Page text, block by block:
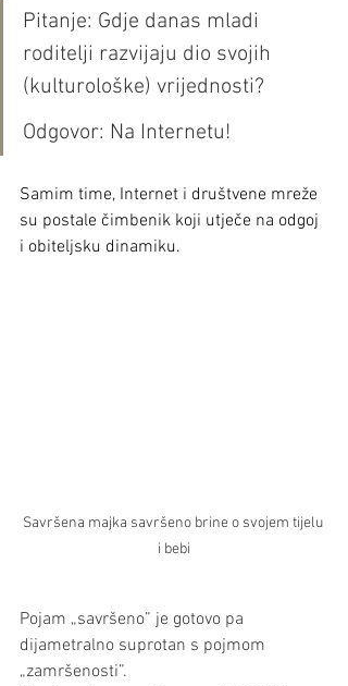
Pitanje: Gdje danas mladi
roditelji razvijaju dio svojih
(kulturološke) vrijednosti?
Odgovor: Na Internetu!
Samim time, Internet i društvene mreže
su postale čimbenik koji utječe na odgoj
i obiteljsku dinamiku.
Savršena majka savršeno brine o svojem tijelu
i bebi
Pojam „savršeno” je gotovo pa
dijametralno suprotan s pojmom
„zamršenosti”.